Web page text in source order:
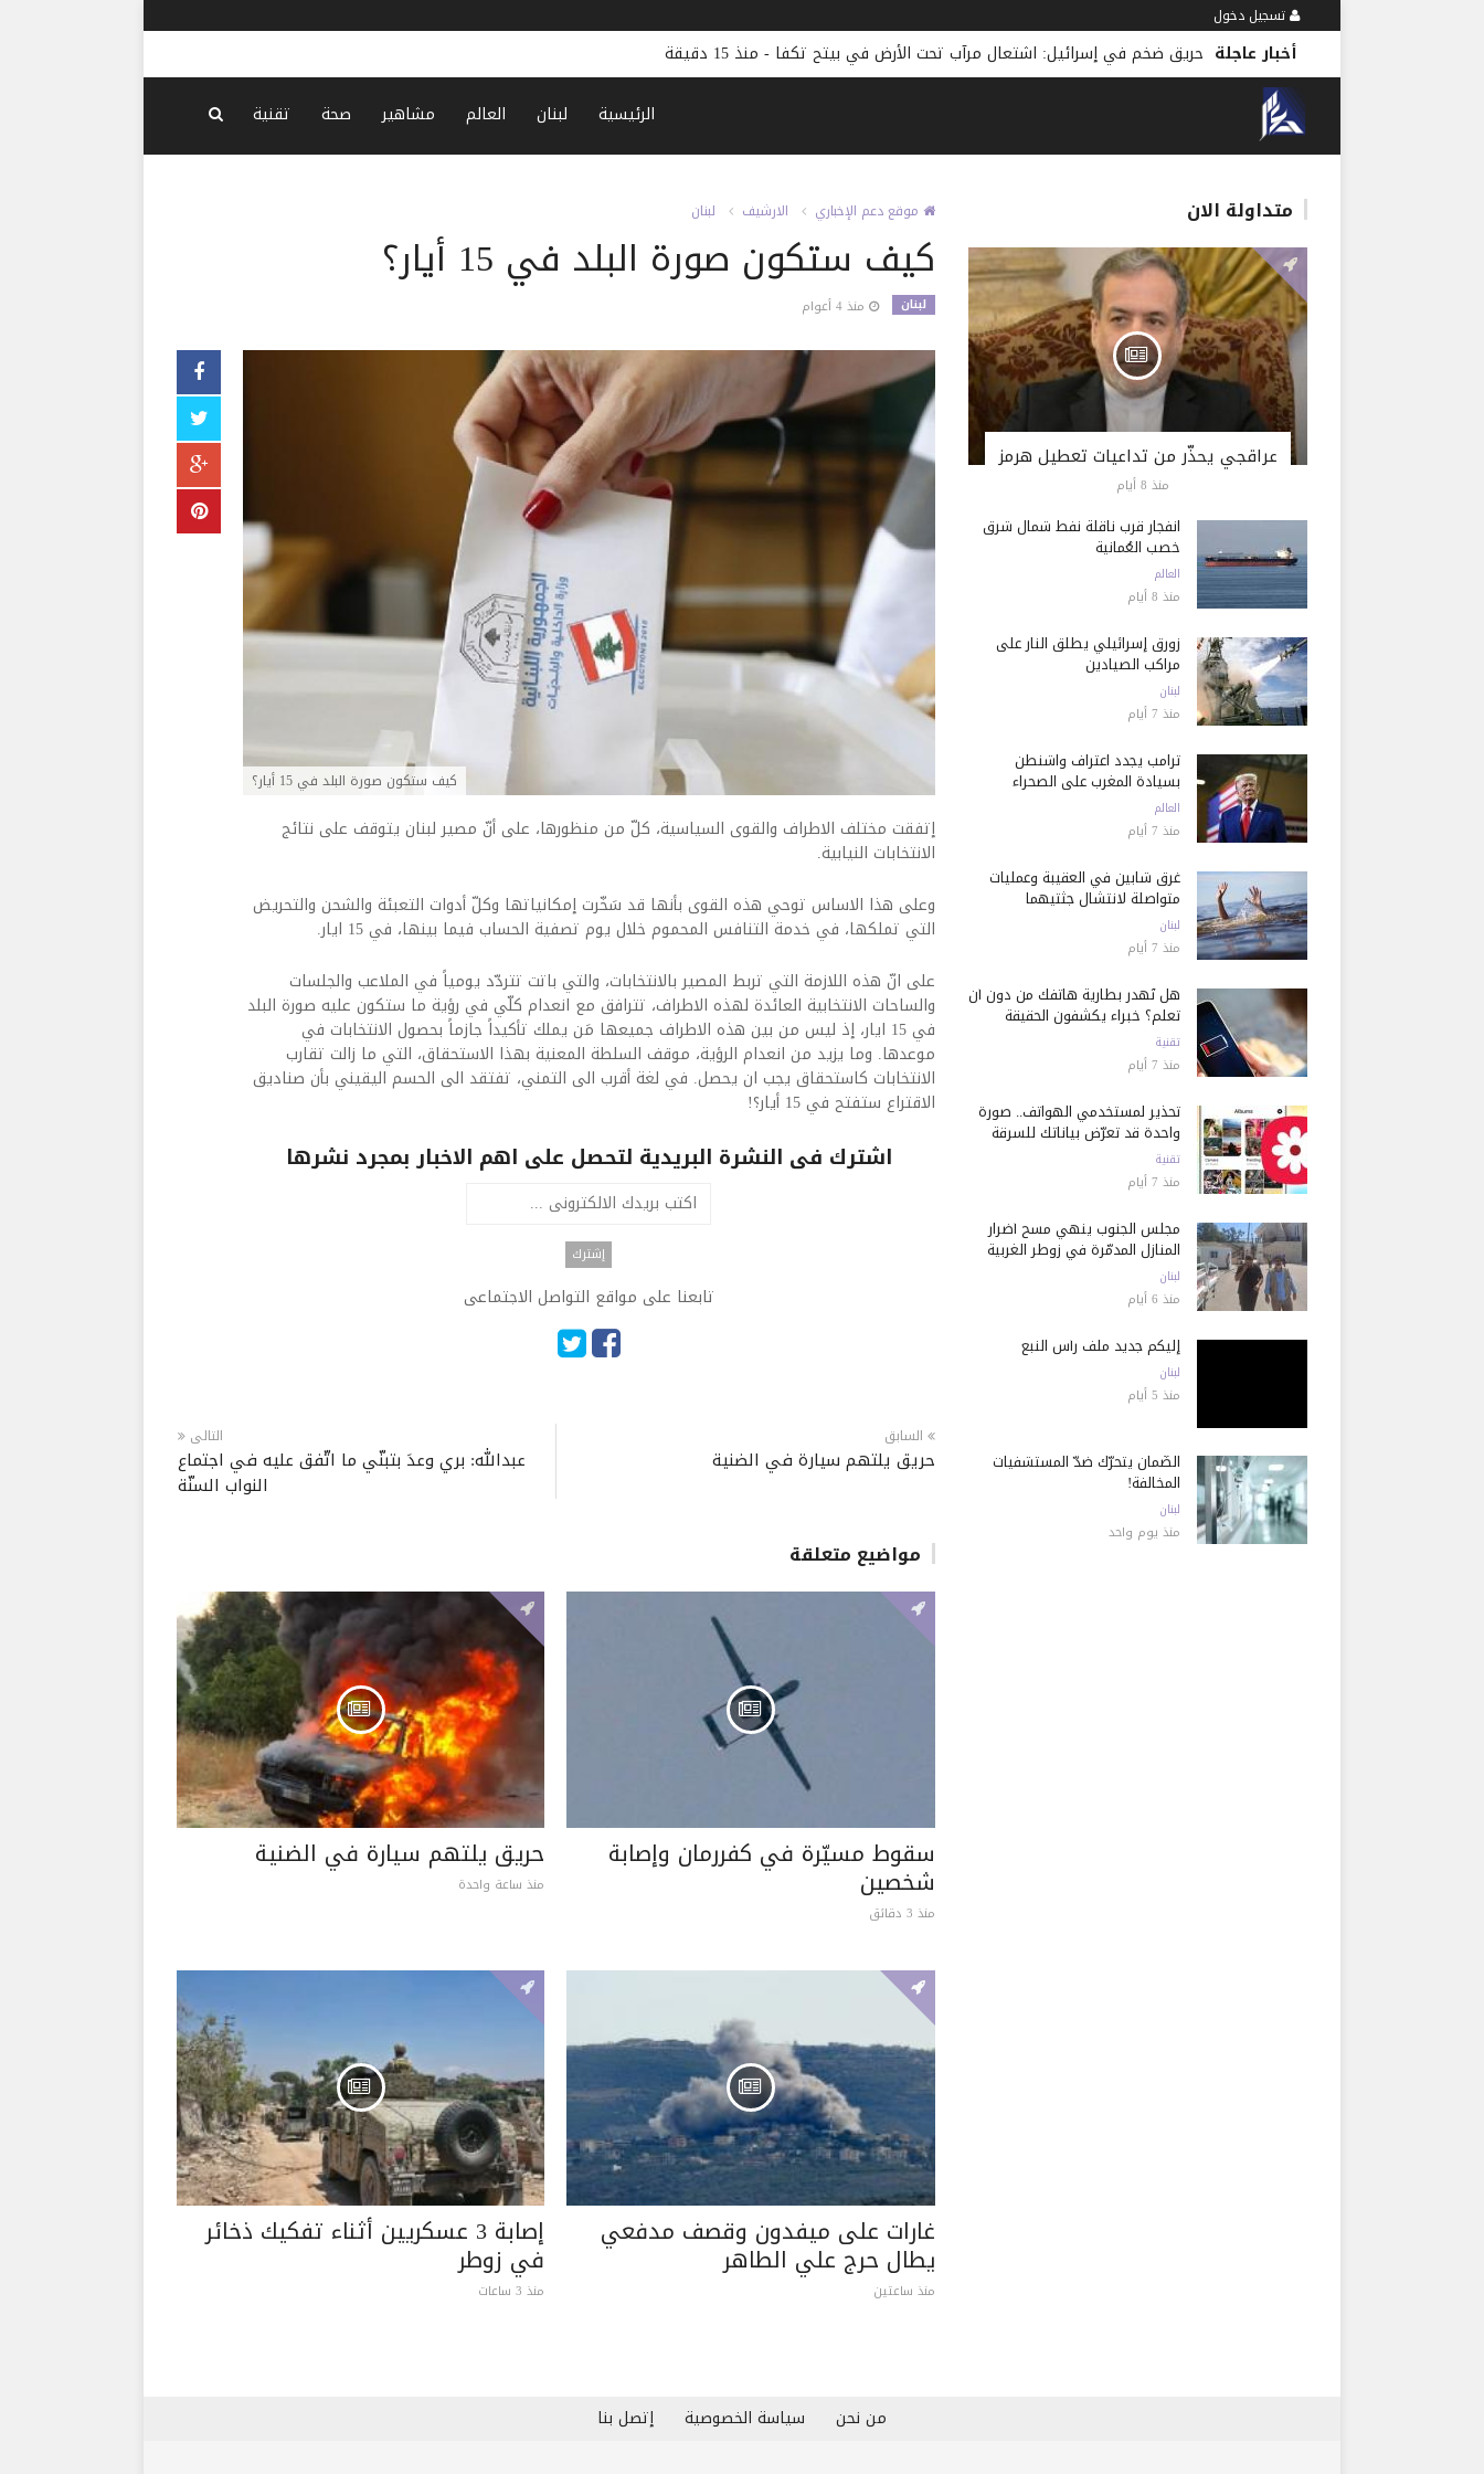
تسجيل دخول
أخبار عاجلة حريق ضخم في إسرائيل: اشتعال مرآب تحت الأرض في بيتح تكفا - منذ 15 دقيقة
الرئيسية لبنان العالم مشاهير صحة تقنية
موقع دعم الإخباري الارشيف لبنان
كيف ستكون صورة البلد في 15 أيار؟
لبنان منذ 4 أعوام
كيف ستكون صورة البلد في 15 أيار؟
إتفقت مختلف الاطراف والقوى السياسية، كلّ من منظورها، على أنّ مصير لبنان يتوقف على نتائج
الانتخابات النيابية.
وعلى هذا الاساس توحي هذه القوى بأنها قد سَخّرت إمكانياتها وكلّ أدوات التعبئة والشحن والتحريض
التي تملكها، في خدمة التنافس المحموم خلال يوم تصفية الحساب فيما بينها، في 15 ايار.
على انّ هذه اللازمة التي تربط المصير بالانتخابات، والتي باتت تتردّد يومياً في الملاعب والجلسات
والساحات الانتخابية العائدة لهذه الاطراف، تترافق مع انعدام كلّي في رؤية ما ستكون عليه صورة البلد
في 15 ايار، إذ ليس من بين هذه الاطراف جميعها مَن يملك تأكيداً جازماً بحصول الانتخابات في
موعدها. وما يزيد من انعدام الرؤية، موقف السلطة المعنية بهذا الاستحقاق، التي ما زالت تقارب
الانتخابات كاستحقاق يجب ان يحصل. في لغة أقرب الى التمني، تفتقد الى الحسم اليقيني بأن صناديق
الاقتراع ستفتح في 15 أيار؟!
اشترك فى النشرة البريدية لتحصل على اهم الاخبار بمجرد نشرها
تابعنا على مواقع التواصل الاجتماعى
السابق
حريق يلتهم سيارة في الضنية
التالى
عبدالله: بري وعدَ بتبنّي ما اتّفق عليه في اجتماع
النواب السنّة
مواضيع متعلقة
سقوط مسيّرة في كفررمان وإصابة
شخصين
منذ 3 دقائق
حريق يلتهم سيارة في الضنية
منذ ساعة واحدة
غارات على ميفدون وقصف مدفعي
يطال حرج علي الطاهر
منذ ساعتين
إصابة 3 عسكريين أثناء تفكيك ذخائر
في زوطر
منذ 3 ساعات
متداولة الان
عراقجي يحذّر من تداعيات تعطيل هرمز
منذ 8 أيام
انفجار قرب ناقلة نفط شمال شرق
خصب العُمانية
العالم
منذ 8 أيام
زورق إسرائيلي يطلق النار على
مراكب الصيادين
لبنان
منذ 7 أيام
ترامب يجدد اعتراف واشنطن
بسيادة المغرب على الصحراء
العالم
منذ 7 أيام
غرق شابين في العقيبة وعمليات
متواصلة لانتشال جثتيهما
لبنان
منذ 7 أيام
هل تُهدر بطارية هاتفك من دون أن
تعلم؟ خبراء يكشفون الحقيقة
تقنية
منذ 7 أيام
تحذير لمستخدمي الهواتف.. صورة
واحدة قد تعرّض بياناتك للسرقة
تقنية
منذ 7 أيام
مجلس الجنوب ينهي مسح أضرار
المنازل المدمّرة في زوطر الغربية
لبنان
منذ 6 أيام
إليكم جديد ملف رأس النبع
لبنان
منذ 5 أيام
الضّمان يتحرّك ضدّ المستشفيات
المخالفة!
لبنان
منذ يوم واحد
من نحن سياسة الخصوصية إتصل بنا